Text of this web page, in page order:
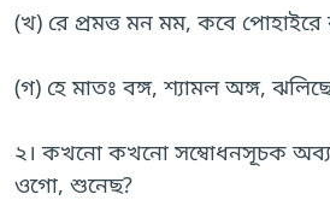
(খ) রে প্রমত্ত মন মম, কবে পোহাইরে
(গ) হে মাতঃ বঙ্গ, শ্যামল অঙ্গ,
২। কখনো কখনো সম্বোধনসূচক
ওগো, শুনেছ?